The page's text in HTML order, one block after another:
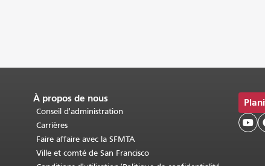
À propos de nous
Conseil d'administration
Carrières
Faire affaire avec la SFMTA
Ville et comté de San Francisco
